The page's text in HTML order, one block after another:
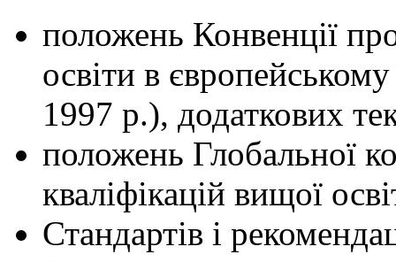
положень Конвенції
освіти в
1997 р.), додаткових
положень Глобальної
кваліфікацій вищої
Стандартів і